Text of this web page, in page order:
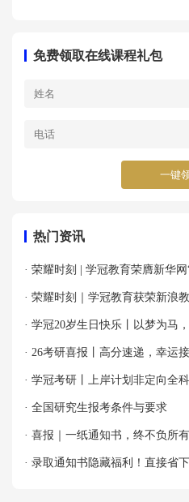
免费领取在线课程礼包
一键
热门资讯
· 荣耀时刻 | 学冠教育荣膺新华
优秀案例”殊荣！
· 荣耀时刻｜学冠教育获荣新浪
牌！
· 学冠20岁生日快乐丨以梦为马
· 26考研喜报丨高分速递，幸运
· 学冠考研丨上岸计划非定向全
· 全国研究生报考条件与要求
· 喜报｜一纸通知书，终不负所
· 录取通知书隐藏福利！直接省